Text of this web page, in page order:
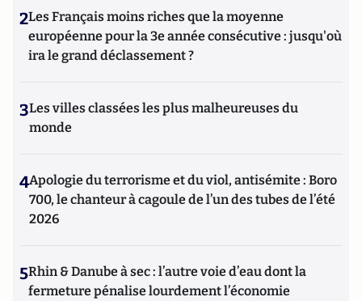
2Les Français moins riches que la moyenne
européenne pour la 3e année consécutive : jusqu'où
ira le grand déclassement ?
3Les villes classées les plus malheureuses du
monde
4Apologie du terrorisme et du viol, antisémite : Boro
700, le chanteur à cagoule de l’un des tubes de l’été
2026
5Rhin & Danube à sec : l’autre voie d’eau dont la
fermeture pénalise lourdement l’économie